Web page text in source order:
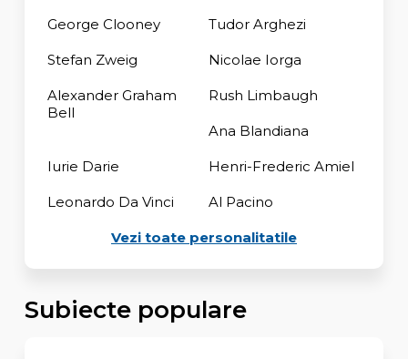
George Clooney Tudor Arghezi
Stefan Zweig Nicolae Iorga
Alexander Graham
Bell
Rush Limbaugh
Ana Blandiana
Iurie Darie Henri-Frederic Amiel
Leonardo Da Vinci Al Pacino
Vezi toate personalitatile
Subiecte populare